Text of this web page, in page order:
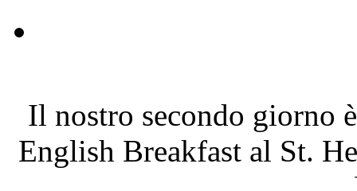
Il nostro secondo giorno
English Breakfast al St.